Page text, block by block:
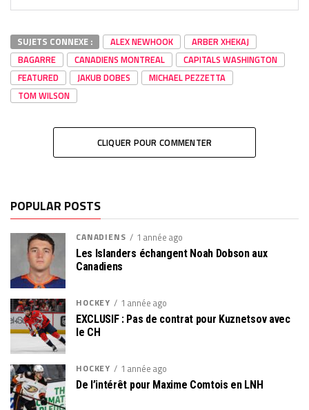
SUJETS CONNEXE : ALEX NEWHOOK
ARBER XHEKAJ
BAGARRE
CANADIENS MONTREAL
CAPITALS WASHINGTON
FEATURED
JAKUB DOBES
MICHAEL PEZZETTA
TOM WILSON
CLIQUER POUR COMMENTER
POPULAR POSTS
CANADIENS 1 année ago
Les Islanders échangent Noah Dobson aux
Canadiens
HOCKEY 1 année ago
EXCLUSIF : Pas de contrat pour Kuznetsov avec
le CH
HOCKEY 1 année ago
De l’intérêt pour Maxime Comtois en LNH